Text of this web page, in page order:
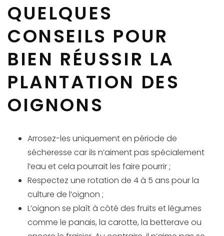
QUELQUES
CONSEILS POUR
BIEN RÉUSSIR LA
PLANTATION DES
OIGNONS
Arrosez-les uniquement en période de
sécheresse car ils n’aiment pas spécialement
l’eau et cela pourrait les faire pourrir ;
Respectez une rotation de 4 à 5 ans pour la
culture de l’oignon ;
L’oignon se plaît à côté des fruits et légumes
comme le panais, la carotte, la betterave ou